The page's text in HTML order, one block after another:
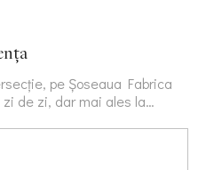
pe Șoseaua Fabrica
de zi, dar mai ales la…